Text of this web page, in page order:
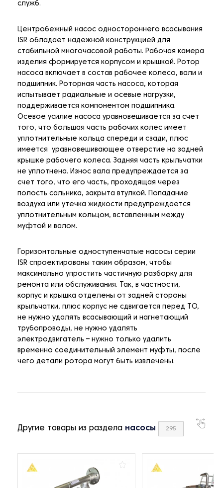
служб.
Центробежный насос одностороннего всасывания
ISR обладает надежной конструкцией для
стабильной многочасовой работы. Рабочая камера
изделия формируется корпусом и крышкой. Ротор
насоса включает в состав рабочее колесо, вали и
подшипник. Роторная часть насоса, которая
испытывает радиальные и осевые нагрузки,
поддерживается компонентом подшипника.
Осевое усилие насоса уравновешивается за счет
того, что большая часть рабочих колес имеет
уплотнительные кольца спереди и сзади, плюс
имеется уравновешивающее отверстие на задней
крышке рабочего колеса. Задняя часть крыльчатки
не уплотнена. Износ вала предупреждается за
счет того, что его часть, проходящая через
полость сальника, закрыта втулкой. Попадание
воздуха или утечка жидкости предупреждается
уплотнительным кольцом, вставленным между
муфтой и валом.
Горизонтальные одноступенчатые насосы серии
ISR спроектированы таким образом, чтобы
максимально упростить частичную разборку для
ремонта или обслуживания. Так, в частности,
корпус и крышка отделены от задней стороны
крыльчатки, плюс корпус не сдвигается перед ТО,
не нужно удалять всасывающий и нагнетающий
трубопроводы, не нужно удалять
электродвигатель – нужно только удалить
временно соединительный элемент муфты, после
чего детали ротора могут быть извлечены.
Другие товары из раздела насосы 295